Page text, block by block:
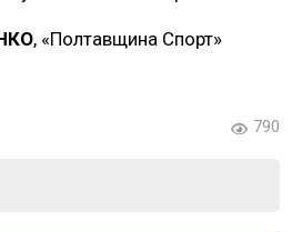
, «Полтавщина Спорт»
790